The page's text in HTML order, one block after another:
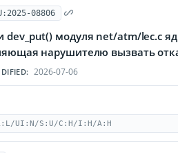
08806
dev_put() модуля net/atm/lec.c
нарушителю вызвать
2026-07-06
UI:N/S:U/C:H/I:H/A:H